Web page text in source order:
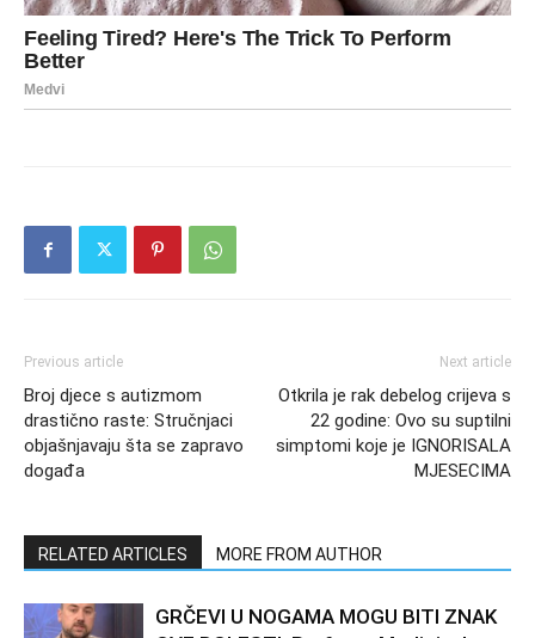
Previous article
Broj djece s autizmom
drastično raste: Stručnjaci
objašnjavaju šta se zapravo
događa
Next article
Otkrila je rak debelog crijeva s
22 godine: Ovo su suptilni
simptomi koje je IGNORISALA
MJESECIMA
RELATED ARTICLES MORE FROM AUTHOR
GRČEVI U NOGAMA MOGU BITI ZNAK